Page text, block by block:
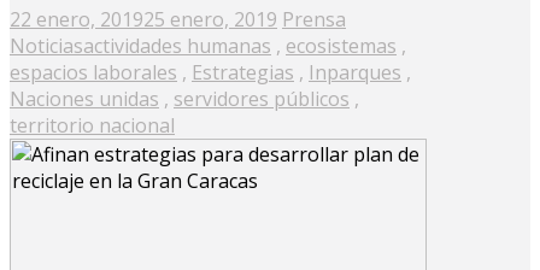
Posted
on
22 enero, 201925 enero, 2019 Prensa
Noticiasactividades humanas , ecosistemas ,
espacios laborales , Estrategias , Inparques ,
Naciones unidas , servidores públicos ,
territorio nacional